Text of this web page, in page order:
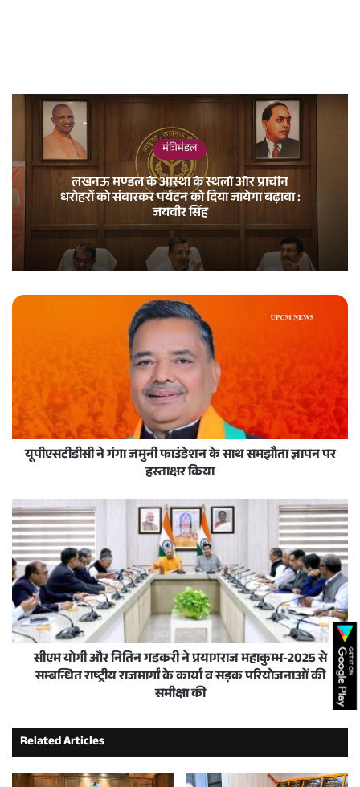
मंत्रिमंडल
लखनऊ मण्डल के आस्था के स्थलों और प्राचीन
धरोहरों को संवारकर पर्यटन को दिया जायेगा बढ़ावा :
जयवीर सिंह
यूपीएसटीडीसी ने गंगा जमुनी फाउंडेशन के साथ समझौता ज्ञापन पर
हस्ताक्षर किया
सीएम योगी और नितिन गडकरी ने प्रयागराज महाकुम्भ-2025 से
सम्बन्धित राष्ट्रीय राजमार्गां के कार्यां व सड़क परियोजनाओं की
समीक्षा की
Related Articles